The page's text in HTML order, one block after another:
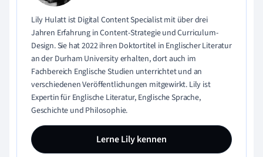
Lily Hulatt ist Digital Content Specialist mit über drei
Jahren Erfahrung in Content-Strategie und Curriculum-
Design. Sie hat 2022 ihren Doktortitel in Englischer Literatur
an der Durham University erhalten, dort auch im
Fachbereich Englische Studien unterrichtet und an
verschiedenen Veröffentlichungen mitgewirkt. Lily ist
Expertin für Englische Literatur, Englische Sprache,
Geschichte und Philosophie.
Lerne Lily kennen